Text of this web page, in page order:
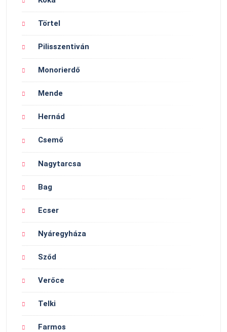
Törtel
Pilisszentiván
Monorierdő
Mende
Hernád
Csemő
Nagytarcsa
Bag
Ecser
Nyáregyháza
Sződ
Verőce
Telki
Farmos